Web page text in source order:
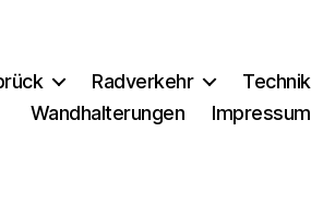
Radverkehr
Technik
Wandhalterungen
Impressum